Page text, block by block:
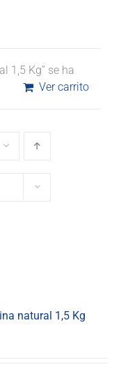
1,5 Kg” se ha
Ver carrito
natural 1,5 Kg